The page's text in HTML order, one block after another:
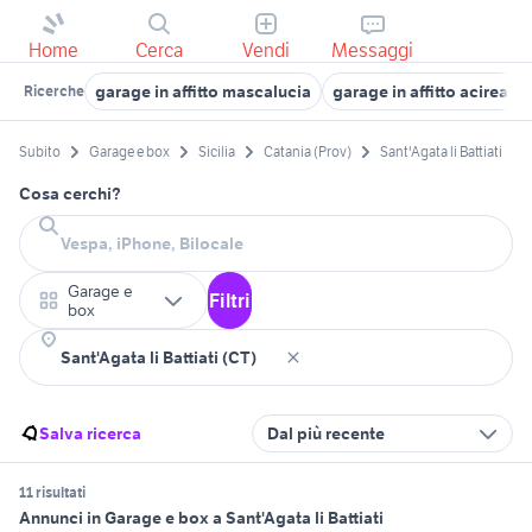
Home Cerca Vendi Messaggi
Ricerche garage in affitto mascalucia garage in affitto acireale
Subito Garage e box Sicilia Catania (Prov) Sant'Agata li Battiati
Cosa cerchi?
Garage e
box
Filtri
Salva ricerca Dal più recente
11 risultati
Annunci in Garage e box a Sant'Agata li Battiati